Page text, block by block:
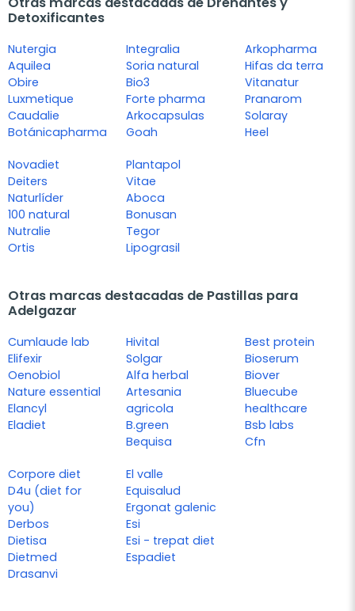
Detoxificantes
Nutergia
Aquilea
Obire
Luxmetique
Caudalie
Botánicapharma
Integralia
Soria natural
Bio3
Forte pharma
Arkocapsulas
Goah
Arkopharma
Hifas da terra
Vitanatur
Pranarom
Solaray
Heel
Novadiet
Deiters
Naturlíder
100 natural
Nutralie
Ortis
Plantapol
Vitae
Aboca
Bonusan
Tegor
Lipograsil
Otras marcas destacadas de Pastillas para
Adelgazar
Cumlaude lab
Elifexir
Oenobiol
Nature essential
Elancyl
Eladiet
Hivital
Solgar
Alfa herbal
Artesania
agricola
B.green
Bequisa
Best protein
Bioserum
Biover
Bluecube
healthcare
Bsb labs
Cfn
Corpore diet
D4u (diet for
you)
Derbos
Dietisa
Dietmed
Drasanvi
El valle
Equisalud
Ergonat galenic
Esi
Esi - trepat diet
Espadiet